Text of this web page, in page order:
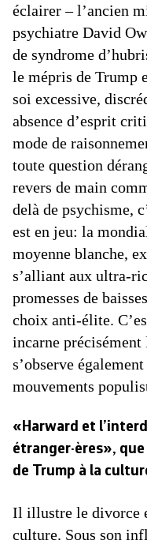
éclairer – l’ancien
psychiatre David
de syndrome
le mépris de Trump
soi excessive,
absence d’esprit
mode de
toute question
revers de main
delà de psychisme,
est en jeu: la
moyenne blanche,
s’alliant aux ultra-
promesses de
choix anti-élite.
incarne
s’observe
mouvements
«Harward et
étranger·ères»,
de Trump à la
Il illustre le divorce
culture. Sous son